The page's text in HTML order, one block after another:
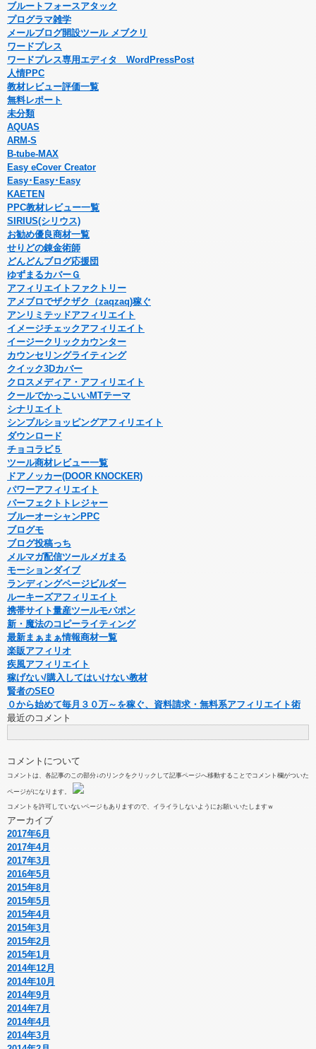
ブルートフォースアタック
プログラマ雑学
メールブログ開設ツール メブクリ
ワードプレス
ワードプレス専用エディタ WordPressPost
人情PPC
教材レビュー評価一覧
無料レポート
未分類
AQUAS
ARM-S
B-tube-MAX
Easy eCover Creator
Easy･Easy･Easy
KAETEN
PPC教材レビュー一覧
SIRIUS(シリウス)
お勧め優良商材一覧
せりどの錬金術師
どんどんブログ応援団
ゆずまるカバーＧ
アフィリエイトファクトリー
アメブロでザクザク（zaqzaq)稼ぐ
アンリミテッドアフィリエイト
イメージチェックアフィリエイト
イージークリックカウンター
カウンセリングライティング
クイック3Dカバー
クロスメディア・アフィリエイト
クールでかっこいいMTテーマ
シナリエイト
シンプルショッピングアフィリエイト
ダウンロード
チョコラビ５
ツール商材レビュー一覧
ドアノッカー(DOOR KNOCKER)
パワーアフィリエイト
パーフェクトトレジャー
ブルーオーシャンPPC
ブログモ
ブログ投稿っち
メルマガ配信ツールメガまる
モーションダイブ
ランディングページビルダー
ルーキーズアフィリエイト
携帯サイト量産ツールモバポン
新・魔法のコピーライティング
最新まぁまぁ情報商材一覧
楽販アフィリオ
疾風アフィリエイト
稼げない/購入してはいけない教材
賢者のSEO
０から始めて毎月３０万～を稼ぐ、資料請求・無料系アフィリエイト術
最近のコメント
コメントについて
コメントは、各記事のこの部分↓のリンクをクリックして記事ページへ移動することでコメント欄がついた
ページがになります。
コメントを許可していないページもありますので、イライラしないようにお願いいたしますｗ
アーカイブ
2017年6月
2017年4月
2017年3月
2016年5月
2015年8月
2015年5月
2015年4月
2015年3月
2015年2月
2015年1月
2014年12月
2014年10月
2014年9月
2014年7月
2014年4月
2014年3月